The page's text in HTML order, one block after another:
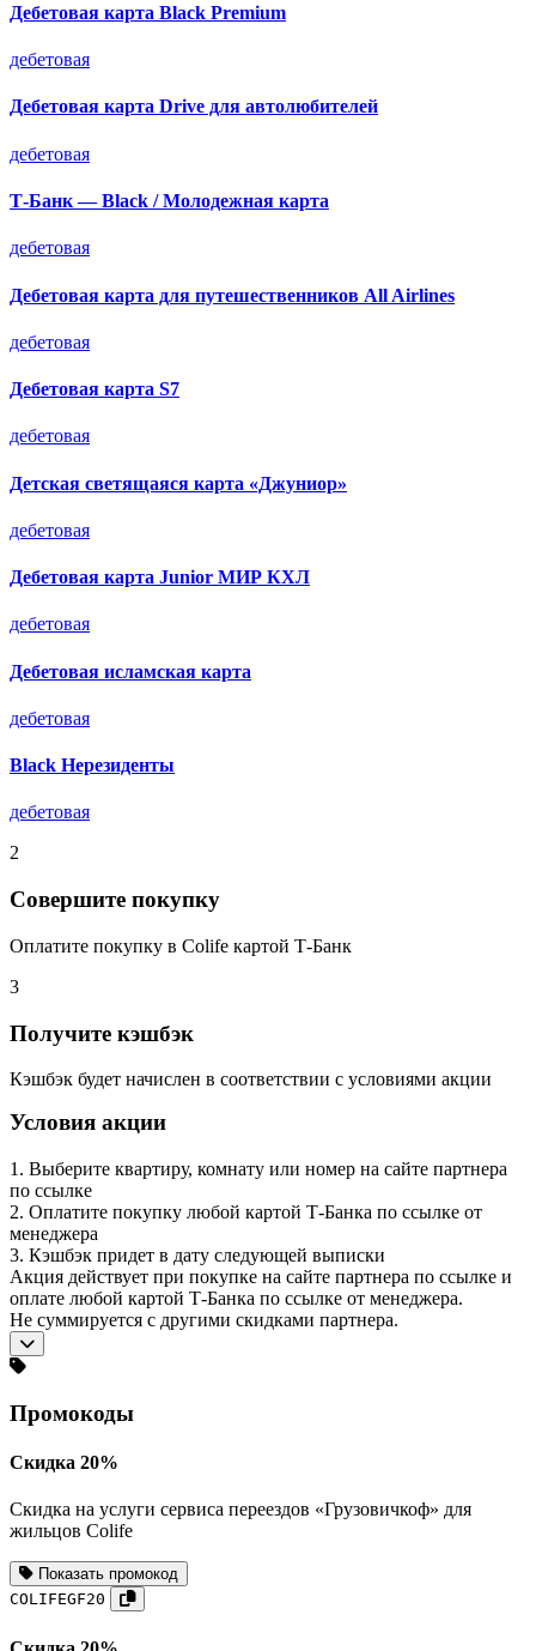
Дебетовая карта Black Premium
дебетовая
Дебетовая карта Drive для автолюбителей
дебетовая
Т-Банк — Black / Молодежная карта
дебетовая
Дебетовая карта для путешественников All Airlines
дебетовая
Дебетовая карта S7
дебетовая
Детская светящаяся карта «Джуниор»
дебетовая
Дебетовая карта Junior МИР КХЛ
дебетовая
Дебетовая исламская карта
дебетовая
Black Нерезиденты
дебетовая
2
Совершите покупку
Оплатите покупку в Colife картой Т-Банк
3
Получите кэшбэк
Кэшбэк будет начислен в соответствии с условиями акции
Условия акции
1. Выберите квартиру, комнату или номер на сайте партнера
по ссылке
2. Оплатите покупку любой картой Т-Банка по ссылке от
менеджера
3. Кэшбэк придет в дату следующей выписки
Акция действует при покупке на сайте партнера по ссылке и
оплате любой картой Т-Банка по ссылке от менеджера.
Не суммируется с другими скидками партнера.
Промокоды
Скидка 20%
Скидка на услуги сервиса переездов «Грузовичкоф» для
жильцов Colife
Показать промокод
COLIFEGF20